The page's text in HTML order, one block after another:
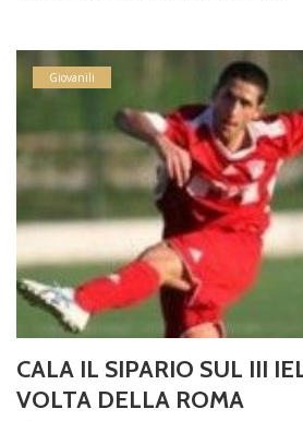
Giovanili
CALA IL SIPARIO SUL III
VOLTA DELLA ROMA